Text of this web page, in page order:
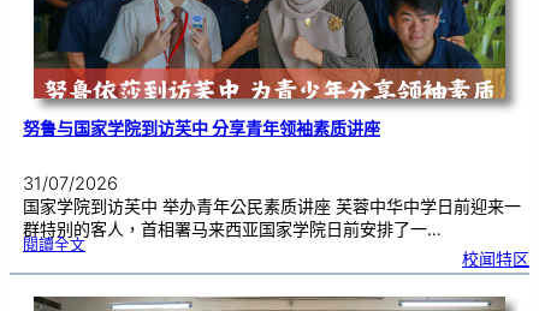
努鲁与国家学院到访芙中 分享青年领袖素质讲座
31/07/2026
国家学院到访芙中 举办青年公民素质讲座 芙蓉中华中学日前迎来一
群特别的客人，首相署马来西亚国家学院日前安排了一…
閱讀全文:努
国
学
院
校闻特区